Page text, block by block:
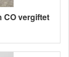
CO vergiftet